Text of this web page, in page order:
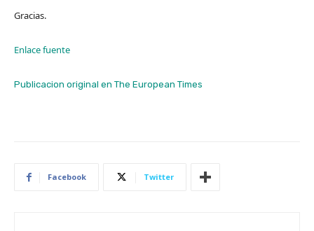
Gracias.
Enlace fuente
Publicacion original en The European Times
Facebook Twitter